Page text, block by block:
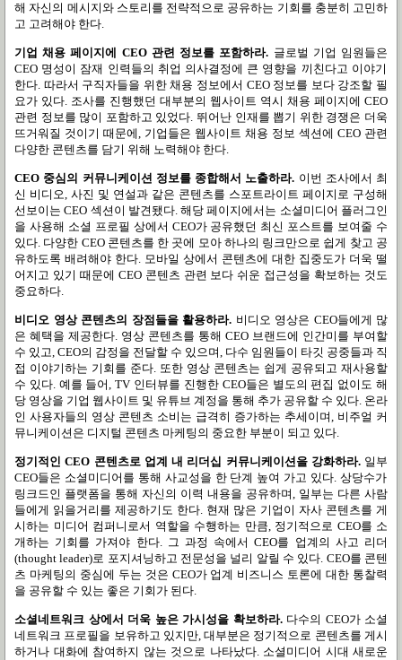
해 자신의 메시지와 스토리를 전략적으로 공유하는 기회를 충분히 고민하
고 고려해야 한다.
기업 채용 페이지에 CEO 관련 정보를 포함하라. 글로벌 기업 임원들은
CEO 명성이 잠재 인력들의 취업 의사결정에 큰 영향을 끼친다고 이야기
한다. 따라서 구직자들을 위한 채용 정보에서 CEO 정보를 보다 강조할 필
요가 있다. 조사를 진행했던 대부분의 웹사이트 역시 채용 페이지에 CEO
관련 정보를 많이 포함하고 있었다. 뛰어난 인재를 뽑기 위한 경쟁은 더욱
뜨거워질 것이기 때문에, 기업들은 웹사이트 채용 정보 섹션에 CEO 관련
다양한 콘텐츠를 담기 위해 노력해야 한다.
CEO 중심의 커뮤니케이션 정보를 종합해서 노출하라. 이번 조사에서 최
신 비디오, 사진 및 연설과 같은 콘텐츠를 스포트라이트 페이지로 구성해
선보이는 CEO 섹션이 발견됐다.해당 페이지에서는 소셜미디어 플러그인
을 사용해 소셜 프로필 상에서 CEO가 공유했던 최신 포스트를 보여줄 수
있다. 다양한 CEO 콘텐츠를 한 곳에 모아 하나의 링크만으로 쉽게 찾고 공
유하도록 배려해야 한다. 모바일 상에서 콘텐츠에 대한 집중도가 더욱 떨
어지고 있기 때문에 CEO 콘텐츠 관련 보다 쉬운 접근성을 확보하는 것도
중요하다.
비디오 영상 콘텐츠의 장점들을 활용하라. 비디오 영상은 CEO들에게 많
은 혜택을 제공한다. 영상 콘텐츠를 통해 CEO 브랜드에 인간미를 부여할
수 있고, CEO의 감정을 전달할 수 있으며, 다수 임원들이 타깃 공중들과 직
접 이야기하는 기회를 준다. 또한 영상 콘텐츠는 쉽게 공유되고 재사용할
수 있다. 예를 들어, TV 인터뷰를 진행한CEO들은 별도의 편집 없이도 해
당 영상을 기업 웹사이트 및 유튜브 계정을 통해 추가 공유할 수 있다. 온라
인 사용자들의 영상 콘텐츠 소비는 급격히 증가하는 추세이며, 비주얼 커
뮤니케이션은 디지털 콘텐츠 마케팅의 중요한 부분이 되고 있다.
정기적인 CEO 콘텐츠로 업계 내 리더십 커뮤니케이션을 강화하라. 일부
CEO들은 소셜미디어를 통해 사교성을 한 단계 높여 가고 있다.상당수가
링크드인 플랫폼을 통해 자신의 이력 내용을 공유하며, 일부는 다른 사람
들에게 읽을거리를 제공하기도 한다. 현재 많은 기업이 자사 콘텐츠를 게
시하는 미디어 컴퍼니로서 역할을 수행하는 만큼, 정기적으로 CEO를 소
개하는 기회를 가져야 한다. 그 과정 속에서 CEO를 업계의 사고 리더
(thought leader)로 포지셔닝하고 전문성을 널리 알릴 수 있다. CEO를 콘텐
츠 마케팅의 중심에 두는 것은 CEO가 업계 비즈니스 토론에 대한 통찰력
을 공유할 수 있는 좋은 기회가 된다.
소셜네트워크 상에서 더욱 높은 가시성을 확보하라. 다수의 CEO가 소셜
네트워크 프로필을 보유하고 있지만,대부분은 정기적으로 콘텐츠를 게시
하거나 대화에 참여하지 않는 것으로 나타났다. 소셜미디어 시대 새로운